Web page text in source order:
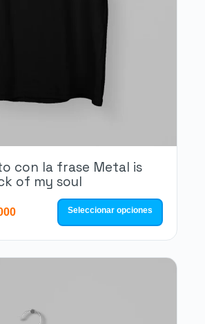
con la frase Metal is
of my soul
Seleccionar opciones